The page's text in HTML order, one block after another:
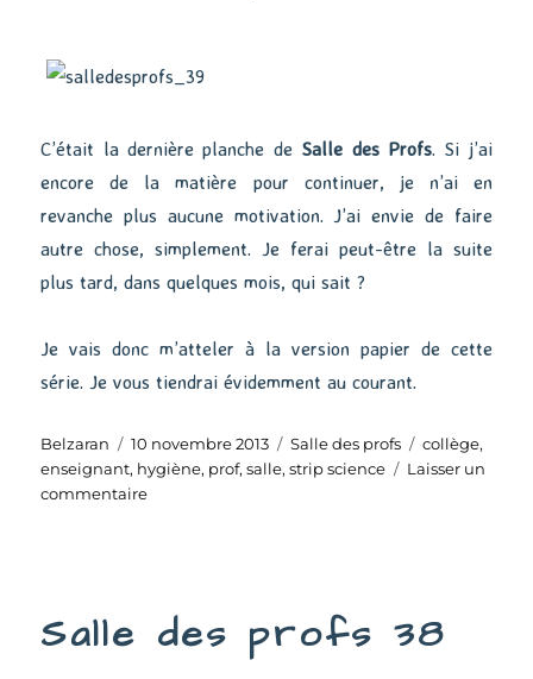
C’était la dernière planche de Salle des Profs. Si j’ai
encore de la matière pour continuer, je n’ai en
revanche plus aucune motivation. J’ai envie de faire
autre chose, simplement. Je ferai peut-être la suite
plus tard, dans quelques mois, qui sait ?
Je vais donc m’atteler à la version papier de cette
série. Je vous tiendrai évidemment au courant.
Auteur
Belzaran
Publié
le
10 novembre 2013 Catégories
Salle des profs Étiquettes
collège,
enseignant, hygiène, prof,salle,strip science
Laisser un
commentairesur
Salle des profs 38